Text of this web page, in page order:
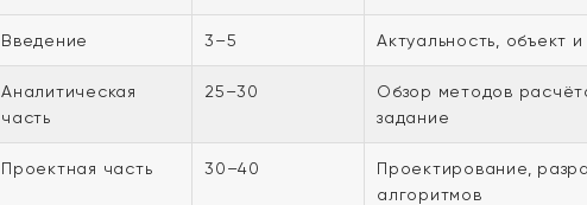
Введение 3–5 Актуальность, объект
Аналитическая
часть
25–30
Обзор методов
задание
Проектная часть 30–40
Проектирование,
алгоритмов